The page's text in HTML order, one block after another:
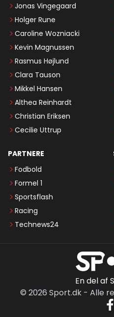
Jonas Vingegaard
Holger Rune
Caroline Wozniacki
Kevin Magnussen
Rasmus Højlund
Clara Tauson
Mikkel Hansen
Althea Reinhardt
Christian Eriksen
Cecilie Uttrup
PARTNERE
Fodbold
Formel 1
Sportsflash
Racing
Technews24
En del af
© 2026 Sport.dk - Alle